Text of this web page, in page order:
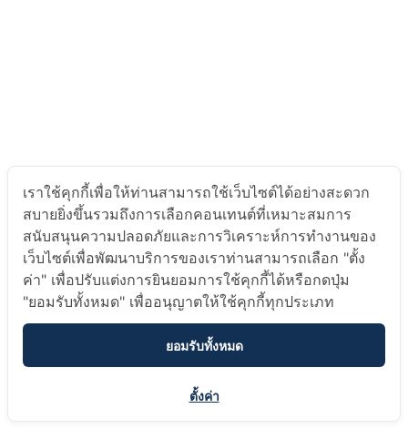
เราใช้คุกกี้เพื่อให้ท่านสามารถใช้เว็บไซต์ได้อย่างสะดวก
สบายยิ่งขึ้นรวมถึงการเลือกคอนเทนต์ที่เหมาะสมการ
สนับสนุนความปลอดภัยและการวิเคราะห์การทำงานของ
เว็บไซต์เพื่อพัฒนาบริการของเราท่านสามารถเลือก "ตั้ง
ค่า" เพื่อปรับแต่งการยินยอมการใช้คุกกี้ได้หรือกดปุ่ม
"ยอมรับทั้งหมด" เพื่ออนุญาตให้ใช้คุกกี้ทุกประเภท
ยอมรับทั้งหมด
ตั้งค่า